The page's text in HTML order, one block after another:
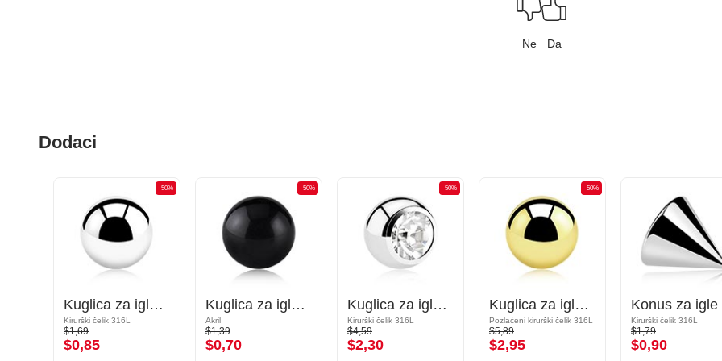
Ne Da
Dodaci
-50%
Kuglica za igle s navojem (kirurški čelik, srebrna, sjajna završna obrada)
Kirurški čelik 316L
$1,69
$0,85
-50%
Kuglica za igle s navojem (akril, razne boje)
Akril
$1,39
$0,70
-50%
Kuglica za igle s navojem (kirurški čelik, srebrna, sjajna završna obrada) s kristalnim kamenom
Kirurški čelik 316L
$4,59
$2,30
-50%
Kuglica za igle s navojem (kirurški čelik, zlatna, sjajna završna obrada)
Pozlaćeni kirurški čelik 316L
$5,89
$2,95
Kirurški čelik 316L
$1,79
$0,90